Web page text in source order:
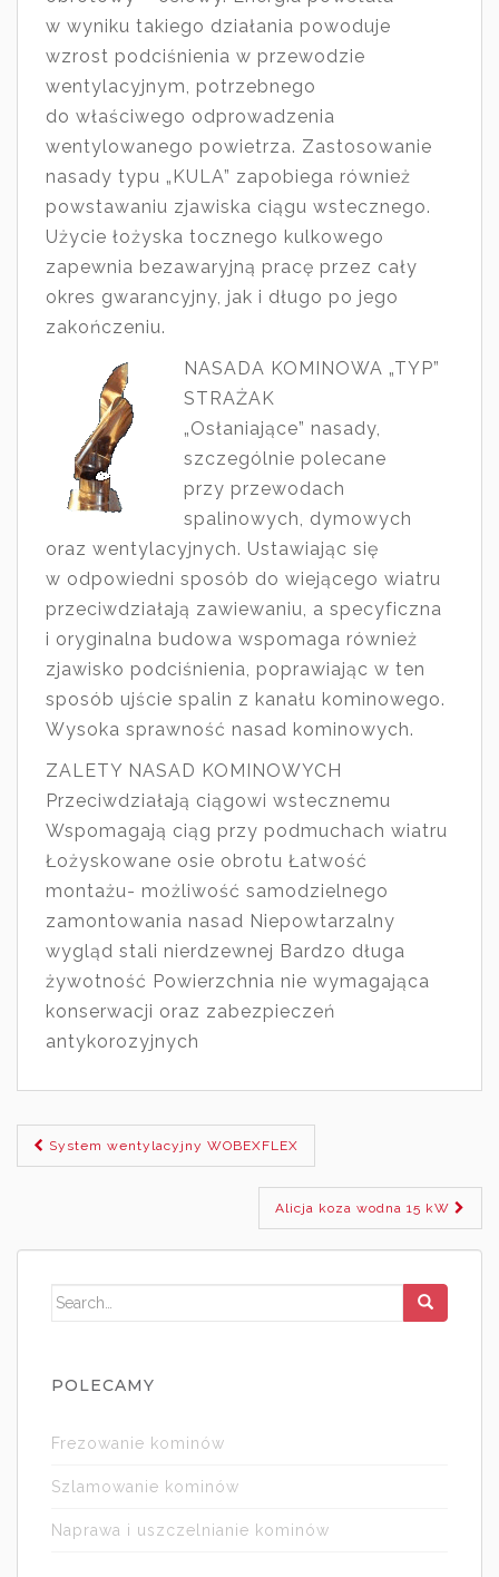
w wyniku takiego działania powoduje
wzrost podciśnienia w przewodzie
wentylacyjnym, potrzebnego
do właściwego odprowadzenia
wentylowanego powietrza. Zastosowanie
nasady typu „KULA” zapobiega również
powstawaniu zjawiska ciągu wstecznego.
Użycie łożyska tocznego kulkowego
zapewnia bezawaryjną pracę przez cały
okres gwarancyjny, jak i długo po jego
zakończeniu.
NASADA KOMINOWA „TYP”
STRAŻAK
„Osłaniające” nasady,
szczególnie polecane
przy przewodach
spalinowych, dymowych
oraz wentylacyjnych. Ustawiając się
w odpowiedni sposób do wiejącego wiatru
przeciwdziałają zawiewaniu, a specyficzna
i oryginalna budowa wspomaga również
zjawisko podciśnienia, poprawiając w ten
sposób ujście spalin z kanału kominowego.
Wysoka sprawność nasad kominowych.
ZALETY NASAD KOMINOWYCH
Przeciwdziałają ciągowi wstecznemu
Wspomagają ciąg przy podmuchach wiatru
Łożyskowane osie obrotu Łatwość
montażu- możliwość samodzielnego
zamontowania nasad Niepowtarzalny
wygląd stali nierdzewnej Bardzo długa
żywotność Powierzchnia nie wymagająca
konserwacji oraz zabezpieczeń
antykorozyjnych
Nawigacja wpisu
System wentylacyjny WOBEXFLEX
Alicja koza wodna 15 kW
Search for:
POLECAMY
Frezowanie kominów
Szlamowanie kominów
Naprawa i uszczelnianie kominów